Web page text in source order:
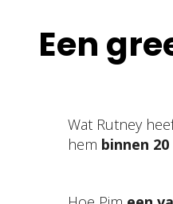
Een
Wat Rutney
hem binnen